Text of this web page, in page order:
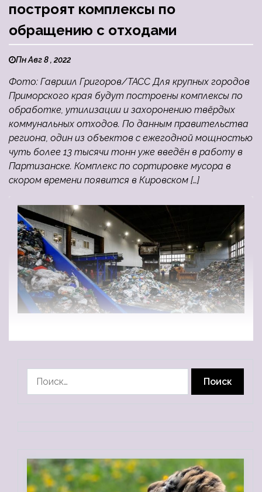
построят комплексы по
обращению с отходами
Пн Авг 8 , 2022
Фото: Гавриил Григоров/ТАСС Для крупных городов
Приморского края будут построены комплексы по
обработке, утилизации и захоронению твёрдых
коммунальных отходов. По данным правительства
региона, один из объектов с ежегодной мощностью
чуть более 13 тысячи тонн уже введён в работу в
Партизанске. Комплекс по сортировке мусора в
скором времени появится в Кировском […]